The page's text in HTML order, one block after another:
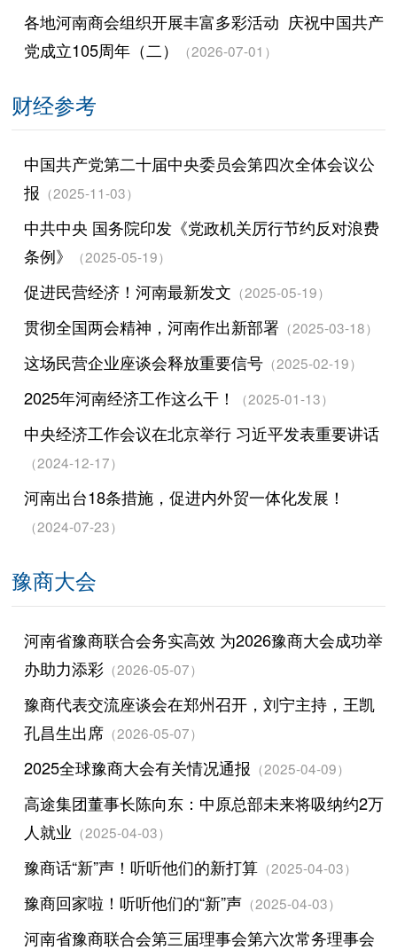
各地河南商会组织开展丰富多彩活动 庆祝中国共产
党成立105周年（二）
（2026-07-01）
财经参考
中国共产党第二十届中央委员会第四次全体会议公
报 （2025-11-03）
中共中央 国务院印发《党政机关厉行节约反对浪费
条例》
（2025-05-19）
促进民营经济！河南最新发文 （2025-05-19）
贯彻全国两会精神，河南作出新部署（2025-03-18）
这场民营企业座谈会释放重要信号（2025-02-19）
2025年河南经济工作这么干！ （2025-01-13）
中央经济工作会议在北京举行 习近平发表重要讲话
（2024-12-17）
河南出台18条措施，促进内外贸一体化发展！
（2024-07-23）
豫商大会
河南省豫商联合会务实高效 为2026豫商大会成功举
办助力添彩（2026-05-07）
豫商代表交流座谈会在郑州召开，刘宁主持，王凯
孔昌生出席（2026-05-07）
2025全球豫商大会有关情况通报 （2025-04-09）
高途集团董事长陈向东：中原总部未来将吸纳约2万
人就业 （2025-04-03）
豫商话“新”声！听听他们的新打算（2025-04-03）
豫商回家啦！听听他们的“新”声（2025-04-03）
河南省豫商联合会第三届理事会第六次常务理事会